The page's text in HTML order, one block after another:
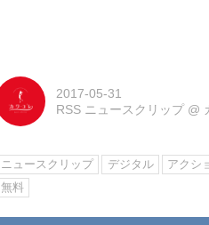
2017-05-31
RSS ニュースクリップ @
ニュースクリップ デジタル アクシ
無料